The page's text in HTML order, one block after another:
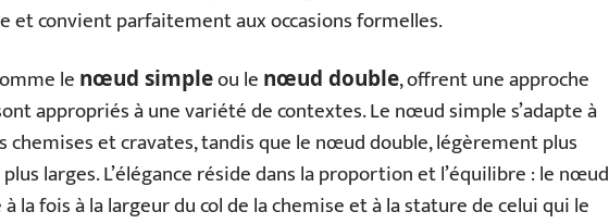
et convient parfaitement aux occasions formelles.
le nœud simpleou le nœud double, offrent une approche
appropriés à une variété de contextes. Le nœud simple s’adapte à
chemises et cravates, tandis que le nœud double, légèrement plus
larges. L’élégance réside dans la proportion et l’équilibre : le nœud
la fois à la largeur du col de la chemise et à la stature de celui qui le